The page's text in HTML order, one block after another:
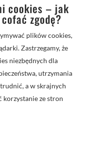
cookies – jak
zgodę?
plików cookies,
Zastrzegamy, że
niezbędnych dla
utrzymania
a w skrajnych
korzystanie ze stron